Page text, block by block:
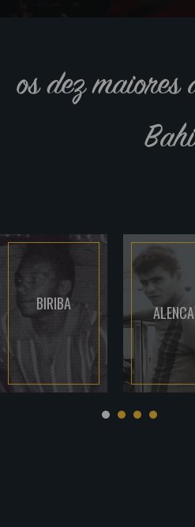
os dez
BIRIBA